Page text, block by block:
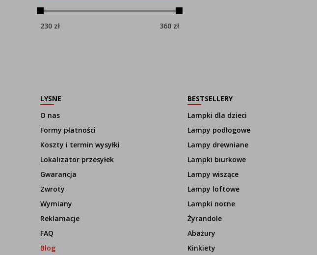
230 zł 360 zł
LYSNE
O nas
Formy płatności
Koszty i termin wysyłki
Lokalizator przesyłek
Gwarancja
Zwroty
Wymiany
Reklamacje
FAQ
Blog
BESTSELLERY
Lampki dla dzieci
Lampy podłogowe
Lampy drewniane
Lampki biurkowe
Lampy wiszące
Lampy loftowe
Lampki nocne
Żyrandole
Abażury
Kinkiety